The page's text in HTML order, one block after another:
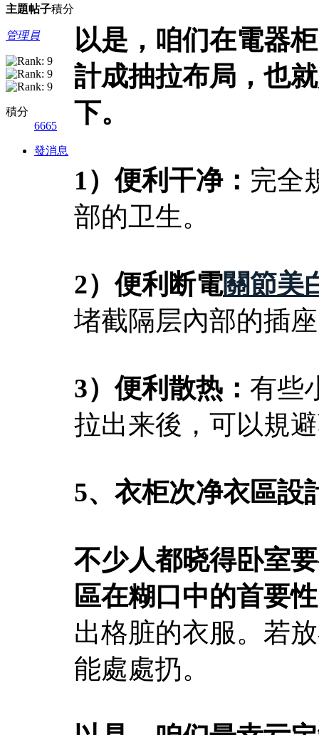
主題帖子積分
管理員
積分
6665
發消息
以是，咱们在電器
計成抽拉布局，也
下。
1）便利干净： 完全
部的卫生。
2）便利断電關節美
堵截隔层內部的插
3）便利散热： 有些
拉出来後，可以規
5、衣柜次净衣區設
不少人都晓得卧室
區在糊口中的首要
出格脏的衣服。若
能處處扔。